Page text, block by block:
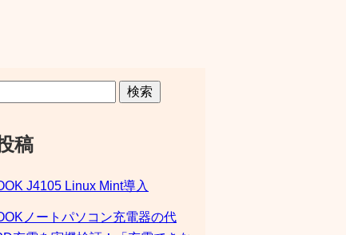
検索
稿
J4105 Linux Mint導入
ノートパソコン充電器の代